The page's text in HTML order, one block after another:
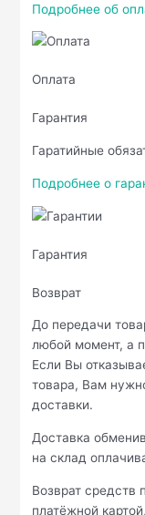
Подробнее об
Оплата
Гарантия
Гаратийные
Подробнее о
Гарантия
Возврат
До передачи
любой момент, а
Если Вы
товара, Вам
доставки.
Доставка
на склад
Возврат средств
платёжной